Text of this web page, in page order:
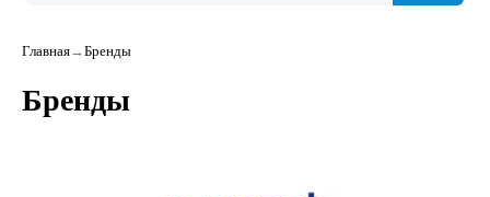
Главная→Бренды
Бренды